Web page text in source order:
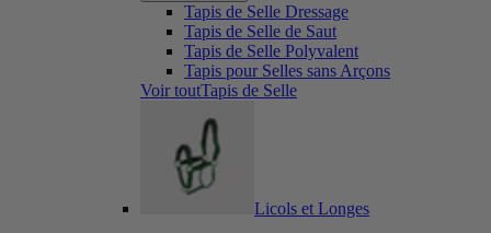
Tapis de Selle Dressage
Tapis de Selle de Saut
Tapis de Selle Polyvalent
Tapis pour Selles sans Arçons
Voir toutTapis de Selle
Licols et Longes